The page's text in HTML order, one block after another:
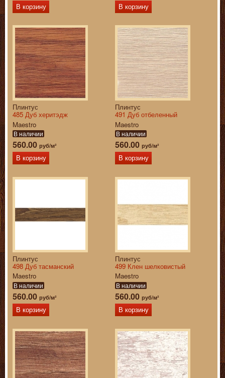
В корзину
В корзину
Плинтус
485 Дуб херитэдж
Maestro
В наличии
560.00 руб/м²
В корзину
Плинтус
491 Дуб отбеленный
Maestro
В наличии
560.00 руб/м²
В корзину
Плинтус
498 Дуб тасманский
Maestro
В наличии
560.00 руб/м²
В корзину
Плинтус
499 Клен шелковистый
Maestro
В наличии
560.00 руб/м²
В корзину